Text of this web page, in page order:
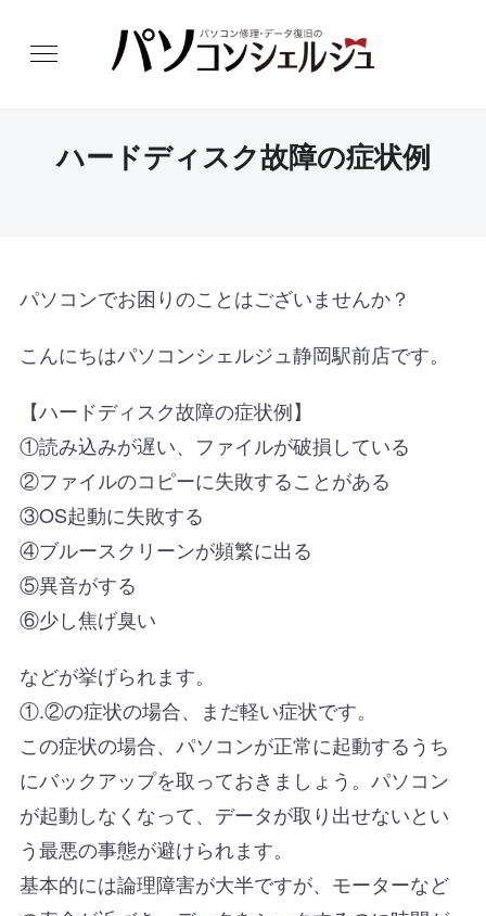
ハードディスク故障の症状例
パソコンでお困りのことはございませんか？
こんにちはパソコンシェルジュ静岡駅前店です。
【ハードディスク故障の症状例】
①読み込みが遅い、ファイルが破損している
②ファイルのコピーに失敗することがある
③OS起動に失敗する
④ブルースクリーンが頻繁に出る
⑤異音がする
⑥少し焦げ臭い
などが挙げられます。
①.②の症状の場合、まだ軽い症状です。
この症状の場合、パソコンが正常に起動するうち
にバックアップを取っておきましょう。パソコン
が起動しなくなって、データが取り出せないとい
う最悪の事態が避けられます。
基本的には論理障害が大半ですが、モーターなど